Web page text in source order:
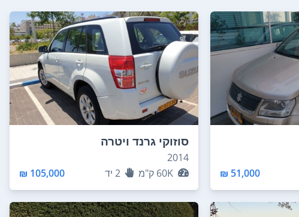
51,000 ₪
סוזוקי גרנד ויטרה
2014
60K ק"מ 2 יד 105,000 ₪